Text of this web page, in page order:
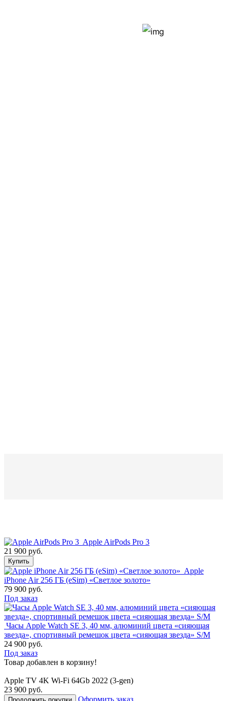
Apple AirPods Pro 3
21 900 руб.
Купить
Apple
iPhone Air 256 ГБ (eSim) «Светлое золото»
79 900 руб.
Под заказ
Часы Apple Watch SE 3, 40 мм, алюминий цвета «сияющая
звезда», спортивный ремешок цвета «сияющая звезда» S/M
24 900 руб.
Под заказ
Товар добавлен в корзину!
Apple TV 4K Wi-Fi 64Gb 2022 (3-gen)
23 900 руб.
Оформить заказ